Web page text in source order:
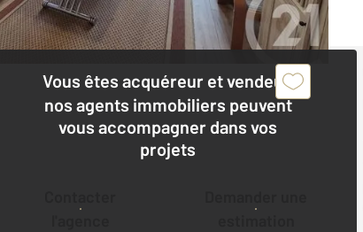
Vous êtes acquéreur et vendeur,
nos agents immobiliers peuvent
vous accompagner dans vos
projets